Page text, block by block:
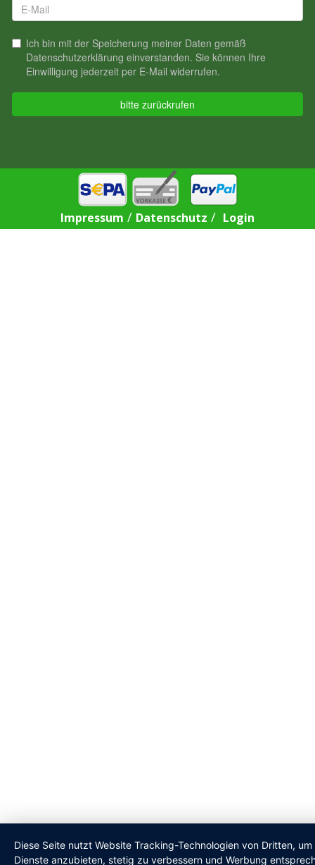
Impressum / Datenschutz / Login
Diese Seite nutzt Website Tracking-Technologien von Dritten, um
Dienste anzubieten, stetig zu verbessern und Werbung